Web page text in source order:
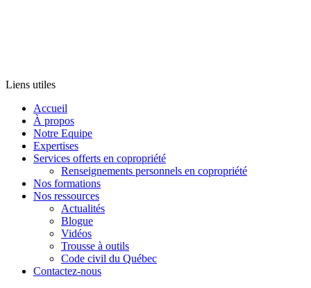
Liens utiles
Accueil
À propos
Notre Equipe
Expertises
Services offerts en copropriété
Renseignements personnels en copropriété
Nos formations
Nos ressources
Actualités
Blogue
Vidéos
Trousse à outils
Code civil du Québec
Contactez-nous